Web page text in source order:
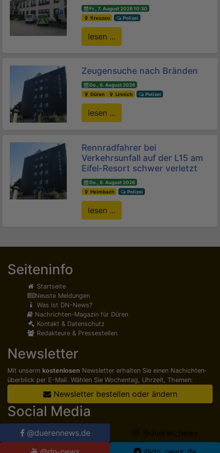
Fr., 7. August 2026 10:30
Kreuzau
Polizei
lesen ...
Zeugensuche nach Bränden
Do., 6. August 2026
Düren
Linnich Polizei
lesen ...
Rennradfahrer bei
Verkehrsunfall auf der L15 am
Eifel-Resort schwer verletzt
Do., 6. August 2026
Heimbach
Polizei
lesen ...
Seiteninfo
Startseite
Neuste Meldungen
Was ist DN-News?
Nachrichten-Magazin für Düren
Kontakt & Datenschutz
Redakteure & Pressestellen
Newsletter
Mit unserm kostenlosen Newsletter erhalten Sie einen Nachichten­
überblick per E-Mail. Wählen Sie Wochentag, Uhrzeit, Themen:
Newsletter bestellen oder ändern
Social Media
@duerennews.de